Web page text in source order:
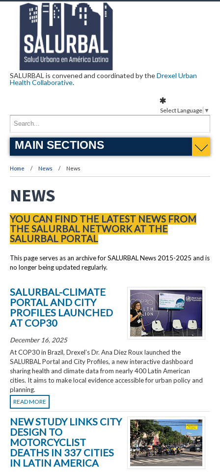
SALURBAL is convened and coordinated by theDrexel Urban
Health Collaborative.
MAIN SECTIONS
Home News News
NEWS
YOU CAN FIND THE LATEST NEWS FROM
THE SALURBAL NETWORK AT THE
SALURBAL PORTAL
This page serves as an archive for SALURBAL News 2015-2025 and is
no longer being updated regularly.
SALURBAL-CLIMATE
PORTAL AND CITY
PROFILES LAUNCHED
AT COP30
December 16, 2025
At COP30 in Brazil, Drexel’s Dr. Ana Diez Roux launched the
SALURBAL Portal and City Profiles, a new interactive dashboard
sharing health and climate data from nearly 400 Latin American
cities. It aims to make local evidence accessible for urban policy and
planning.
READ MORE
NEW STUDY LINKS CITY
DESIGN TO
MOTORCYCLIST
DEATHS IN 337 CITIES
IN LATIN AMERICA
Select Language ▼